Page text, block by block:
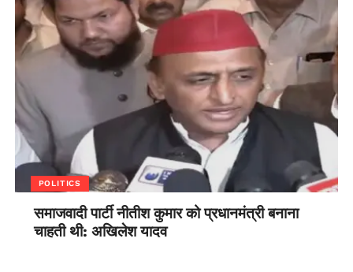
POLITICS
समाजवादी पार्टी नीतीश कुमार को प्रधानमंत्री बनाना
चाहती थी: अखिलेश यादव